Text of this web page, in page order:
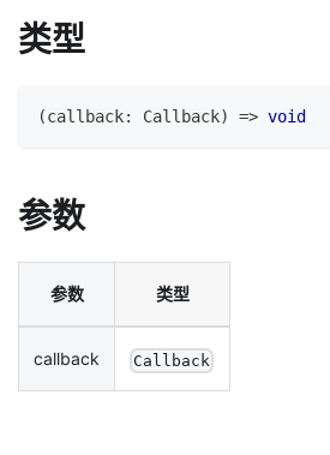
类型
(callback: Callback) => void
参数
参数 类型
callback Callback